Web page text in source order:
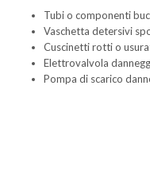
Tubi o componenti
Vaschetta detersivi
Cuscinetti rotti o
Elettrovalvola
Pompa di scarico